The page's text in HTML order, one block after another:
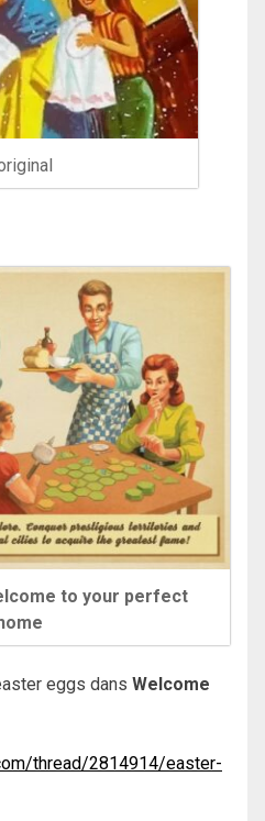
to your perfect
home
eggs dans Welcome
thread/2814914/easter-